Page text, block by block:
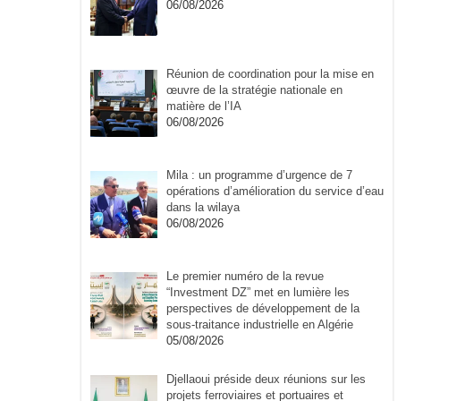
06/08/2026
Réunion de coordination pour la mise en
œuvre de la stratégie nationale en
matière de l’IA
06/08/2026
Mila : un programme d’urgence de 7
opérations d’amélioration du service d’eau
dans la wilaya
06/08/2026
Le premier numéro de la revue
“Investment DZ” met en lumière les
perspectives de développement de la
sous-traitance industrielle en Algérie
05/08/2026
Djellaoui préside deux réunions sur les
projets ferroviaires et portuaires et